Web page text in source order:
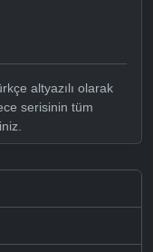
altyazılı olarak
serisinin tüm